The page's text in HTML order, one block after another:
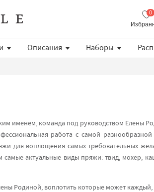
0
Корзина
Описания Наборы
именем, команда под руководством Елены
работа с самой
для воплощения самых требовательных
самые актуальные виды пряжи: твид, мохер,
Родиной, воплотить которые может